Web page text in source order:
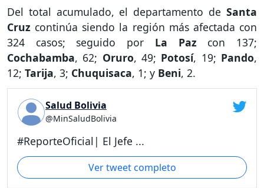
Del total acumulado, el departamento de Santa
Cruz continúa siendo la región más afectada con
324 casos; seguido por La Paz con 137;
Cochabamba, 62; Oruro, 49; Potosí, 19; Pando,
12; Tarija, 3; Chuquisaca, 1; y Beni, 2.
Salud Bolivia
@MinSaludBolivia
#ReporteOficial| El Jefe ...
Ver tweet completo